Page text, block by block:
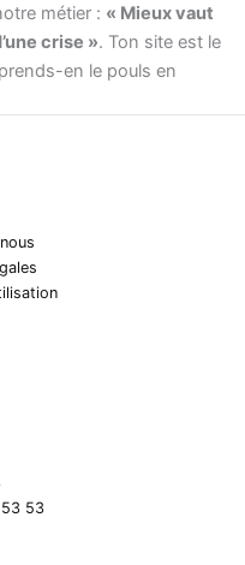
métier : « Mieux vaut
crise ». Ton site est le
en le pouls en
53